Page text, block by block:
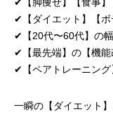
✔︎【ダイエット】【ボ
✔︎【20代〜60代】の
✔︎【最先端】の【機能
✔︎【ペアトレーニング
一瞬の【ダイエット